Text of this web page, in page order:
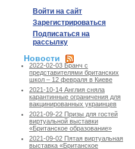
Войти на сайт
Зарегистрироваться
Подписаться на
рассылку
Новости
2022-02-03 Бранч с
представителями британских
школ – 12 февраля в Киеве
2021-10-14 Англия сняла
карантинные ограничения для
вакцинированных украинцев
2021-09-22 Призы для гостей
виртуальной выставки
«Британское образование»
2021-09-02 Пятая виртуальная
выставка «Британское